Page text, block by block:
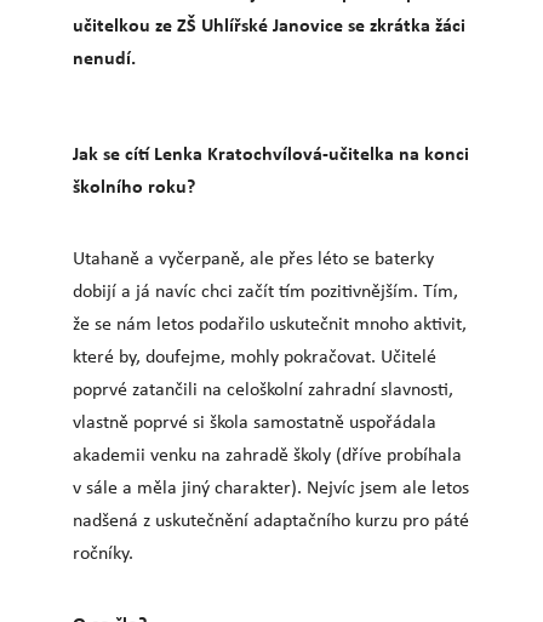
učitelkou ze ZŠ Uhlířské Janovice se zkrátka žáci
nenudí.
Jak se cítí Lenka Kratochvílová-učitelka na konci
školního roku?
Utahaně a vyčerpaně, ale přes léto se baterky
dobijí a já navíc chci začít tím pozitivnějším. Tím,
že se nám letos podařilo uskutečnit mnoho aktivit,
které by, doufejme, mohly pokračovat. Učitelé
poprvé zatančili na celoškolní zahradní slavnosti,
vlastně poprvé si škola samostatně uspořádala
akademii venku na zahradě školy (dříve probíhala
v sále a měla jiný charakter). Nejvíc jsem ale letos
nadšená z uskutečnění adaptačního kurzu pro páté
ročníky.